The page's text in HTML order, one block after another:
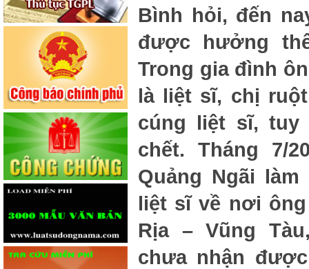
Bình hỏi, đến
được hưởng
Trong gia đình
là liệt sĩ, chị
cúng liệt sĩ, tuy
chết. Tháng 7/
Quảng Ngãi
liệt sĩ về nơi
Rịa – Vũng
chưa nhận